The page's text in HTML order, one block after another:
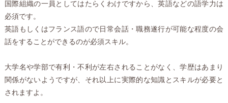
国際組織の一員としてはたらくわけですから、英語などの語学力は
必須です。
英語もしくはフランス語ので日常会話・職務遂行が可能な程度の会
話をすることができるのが必須スキル。
大学名や学部で有利・不利が左右されることがなく、学歴はあまり
関係がないようですが、それ以上に実際的な知識とスキルが必要と
されますよ。